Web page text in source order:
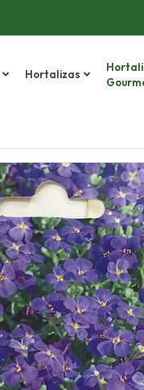
Hortalizas